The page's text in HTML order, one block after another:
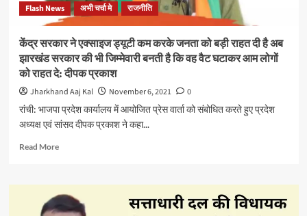
के
गले,
पत्रकार
श्याम
मीरा
सिंह
ने
साफ
कहा:
पुलिस
Flash News अभी चर्चा मे राजनीति
केंद्र सरकार ने एक्साइज ड्यूटी कम करके जनता को बड़ी राहत दी है अब
झारखंड सरकार की भी जिम्मेवारी बनती है कि वह वैट घटाकर आम लोगों
को राहत दे: दीपक प्रकाश
Jharkhand Aaj Kal November 6, 2021
0
रांची: भाजपा प्रदेश कार्यालय में आयोजित प्रेस वार्ता को संबोधित करते हुए प्रदेश
अध्यक्ष एवं सांसद दीपक प्रकाश ने कहा...
Read MoreRead
केंद्र
सरकार
ने